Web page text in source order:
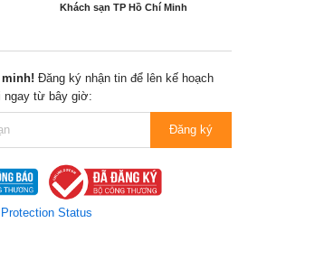
Khách sạn TP Hồ Chí Minh
Đăng ký nhận tin để lên kế hoạch
ngay từ bây giờ:
Đăng ký